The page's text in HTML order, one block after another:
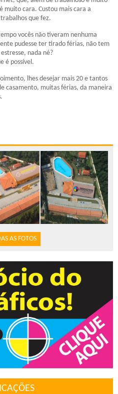
muito cara. Custou mais cara a
que fez.
vocês não tiveram nenhuma
pudesse ter tirado férias, não tem
nada né?
é possível.
lhes desejar mais 20 e tantos
casamento, muitas férias, da maneira
AS FOTOS